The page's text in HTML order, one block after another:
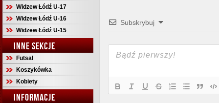
Widzew Łódź U-17
Widzew Łódź U-16
Widzew Łódź U-15
INNE SEKCJE
Futsal
Koszykówka
Kobiety
INFORMACJE
Subskrybuj